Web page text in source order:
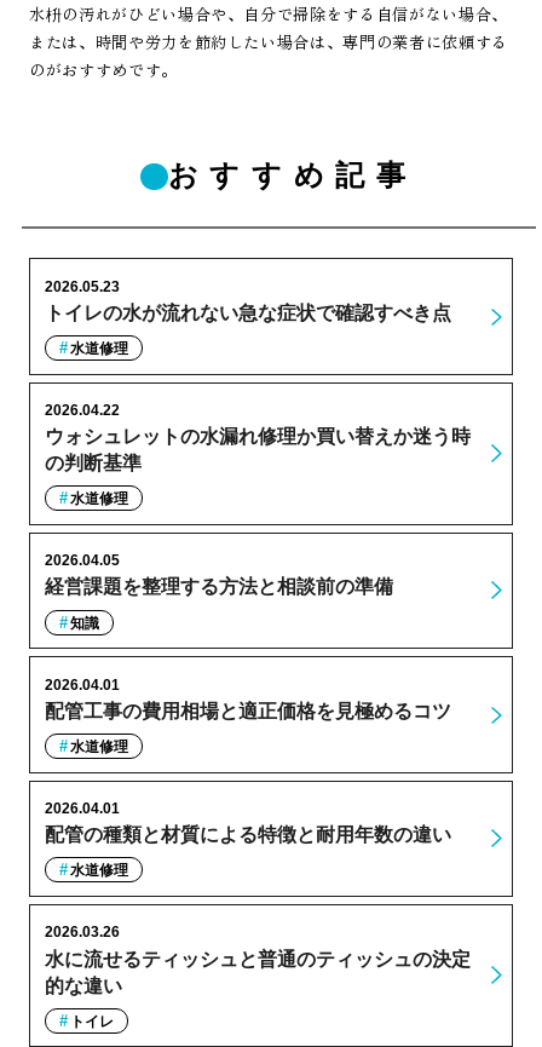
水枡の汚れがひどい場合や、自分で掃除をする自信がない場合、
または、時間や労力を節約したい場合は、専門の業者に依頼する
のがおすすめです。
おすすめ記事
トイレの水が流れない急な症状で確認すべき点
2026.05.23
水道修理
ウォシュレットの水漏れ修理か買い替えか迷う時
の判断基準
2026.04.22
水道修理
経営課題を整理する方法と相談前の準備
2026.04.05
知識
配管工事の費用相場と適正価格を見極めるコツ
2026.04.01
水道修理
配管の種類と材質による特徴と耐用年数の違い
2026.04.01
水道修理
水に流せるティッシュと普通のティッシュの決定
的な違い
2026.03.26
トイレ